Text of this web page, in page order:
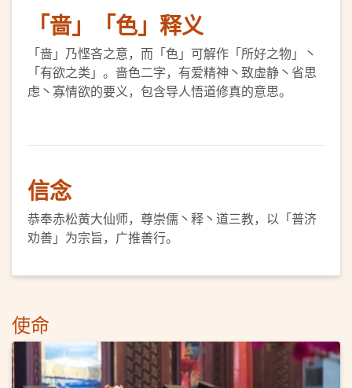
「啬」「色」释义
「啬」乃悭吝之意，而「色」可解作「所好之物」丶
「有欲之类」。啬色二字，有爱精神丶致虚静丶省思
虑丶寡情欲的要义，包含导人悟道修真的意思。
信念
恭奉赤松黄大仙师，尊崇儒丶释丶道三教，以「普济
劝善」为宗旨，广推善行。
使命